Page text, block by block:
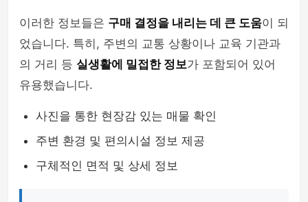
이러한 정보들은 구매 결정을 내리는 데 큰 도움이 되
었습니다. 특히, 주변의 교통 상황이나 교육 기관과
의 거리 등 실생활에 밀접한 정보가 포함되어 있어
유용했습니다.
사진을 통한 현장감 있는 매물 확인
주변 환경 및 편의시설 정보 제공
구체적인 면적 및 상세 정보